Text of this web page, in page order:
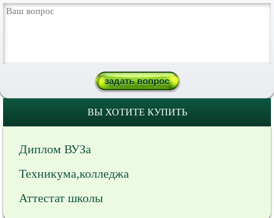
ВЫ ХОТИТЕ КУПИТЬ
Диплом ВУЗа
Техникума,колледжа
Аттестат школы